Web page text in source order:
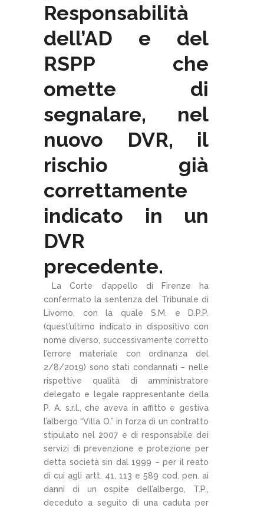
Responsabilità
dell’AD e del
RSPP che
omette di
segnalare, nel
nuovo DVR, il
rischio già
correttamente
indicato in un
DVR
precedente.
La Corte d’appello di Firenze ha
confermato la sentenza del Tribunale di
Livorno, con la quale S.M. e D.P.P.
(quest’ultimo indicato in dispositivo con
nome diverso, successivamente corretto
l’errore materiale con ordinanza del
2/8/2019) sono stati condannati – nelle
rispettive qualità di amministratore
delegato e legale rappresentante della
P. A. s.r.l., che aveva in affitto e gestiva
l’albergo “Villa O.” in forza di un contratto
stipulato nel 2007 e di responsabile dei
servizi di prevenzione e protezione per
detta società sin dal 1999 – per il reato
di cui agli artt. 41, 113 e 589 cod. pen. ai
danni di un ospite dell’albergo, T.P.,
deceduto a seguito di una caduta per